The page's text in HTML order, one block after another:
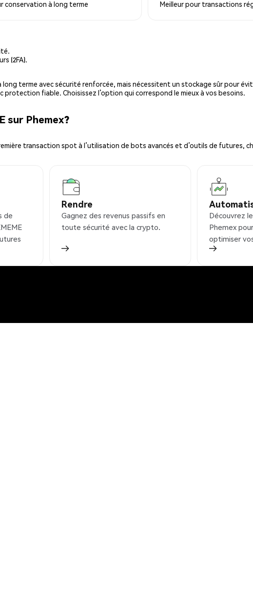
conservation à long terme
Meilleur pour transactions
(2FA).
terme avec sécurité renforcée, mais nécessitent un stockage sûr pour
fiable. Choisissez l’option qui correspond le mieux à vos besoins.
sur Phemex?
transaction spot à l’utilisation de bots avancés et d’outils de futures,
de
Rendre
Gagnez des revenus passifs en
toute sécurité avec la crypto.
Découvrez
Phemex
optimiser